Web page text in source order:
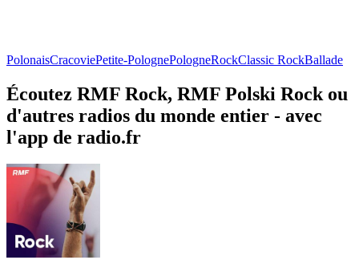
PolonaisCracoviePetite-PolognePologneRockClassic RockBallade
Écoutez RMF Rock, RMF Polski Rock ou
d'autres radios du monde entier - avec
l'app de radio.fr